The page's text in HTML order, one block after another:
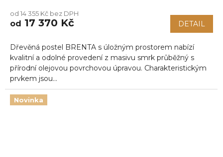
od 14 355 Kč bez DPH
od 17 370 Kč DETAIL
Dřevěná postel BRENTA s úložným prostorem nabízí
kvalitní a odolné provedení z masivu smrk průběžný s
přírodní olejovou povrchovou úpravou. Charakteristickým
prvkem jsou...
Novinka